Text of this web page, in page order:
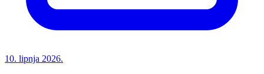
10. lipnja 2026.